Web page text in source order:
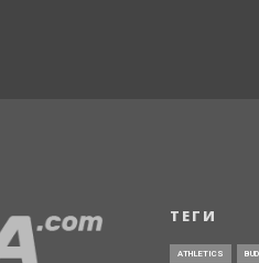
ТЕГИ
ATHLETICS